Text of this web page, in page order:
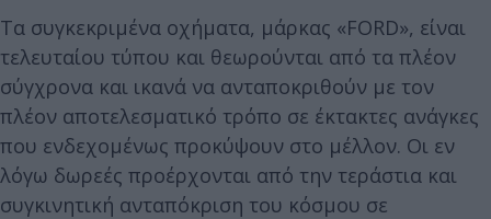
Τα συγκεκριμένα οχήματα, μάρκας «FORD», είναι
τελευταίου τύπου και θεωρούνται από τα πλέον
σύγχρονα και ικανά να ανταποκριθούν με τον
πλέον αποτελεσματικό τρόπο σε έκτακτες ανάγκες
που ενδεχομένως προκύψουν στο μέλλον. Οι εν
λόγω δωρεές προέρχονται από την τεράστια και
συγκινητική ανταπόκριση του κόσμου σε